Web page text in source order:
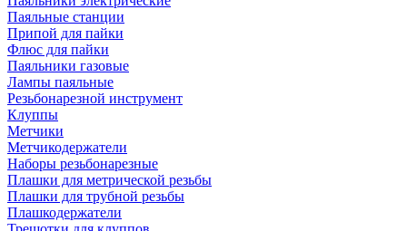
Паяльные станции
Припой для пайки
Флюс для пайки
Паяльники газовые
Лампы паяльные
Резьбонарезной инструмент
Клуппы
Метчики
Метчикодержатели
Наборы резьбонарезные
Плашки для метрической резьбы
Плашки для трубной резьбы
Плашкодержатели